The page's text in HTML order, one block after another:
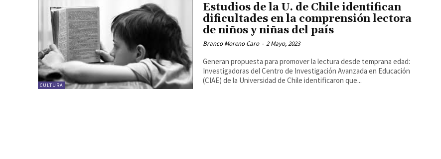
CULTURA
Estudios de la U. de Chile identifican
dificultades en la comprensión lectora
de niños y niñas del país
Branco Moreno Caro - 2 Mayo, 2023
Generan propuesta para promover la lectura desde temprana edad:
Investigadoras del Centro de Investigación Avanzada en Educación
(CIAE) de la Universidad de Chile identificaron que...